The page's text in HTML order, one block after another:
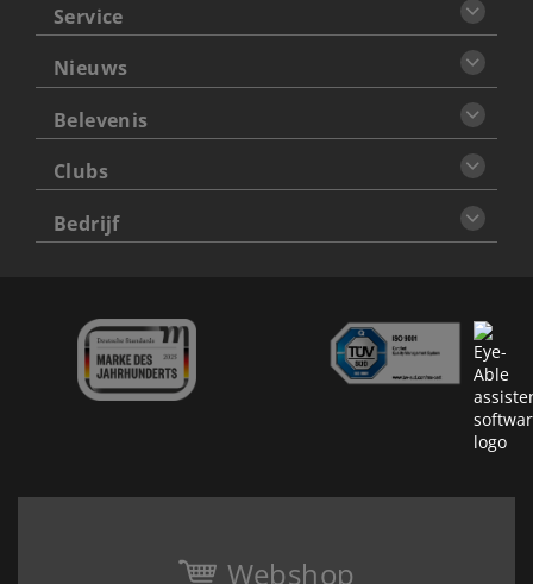
Service
Nieuws
Belevenis
Clubs
Bedrijf
Webshop